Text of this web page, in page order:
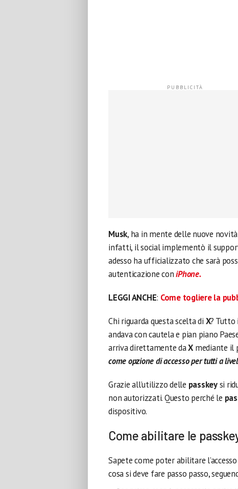
Musk, ha in mente delle nuove
infatti, il social implementò il
adesso ha ufficializzato che sarà
autenticazione coniPhone.
LEGGI ANCHE: Come togliere la
Chi riguarda questa scelta di X? Tutto
andava con cautela e pian piano
arriva direttamente daX mediante il
come opzione di accesso per tutti a
Grazie all’utilizzo delle passkeysi
non autorizzati. Questo perché le
dispositivo.
Come abilitare le
Sapete come poter abilitare
cosa si deve fare passo passo,